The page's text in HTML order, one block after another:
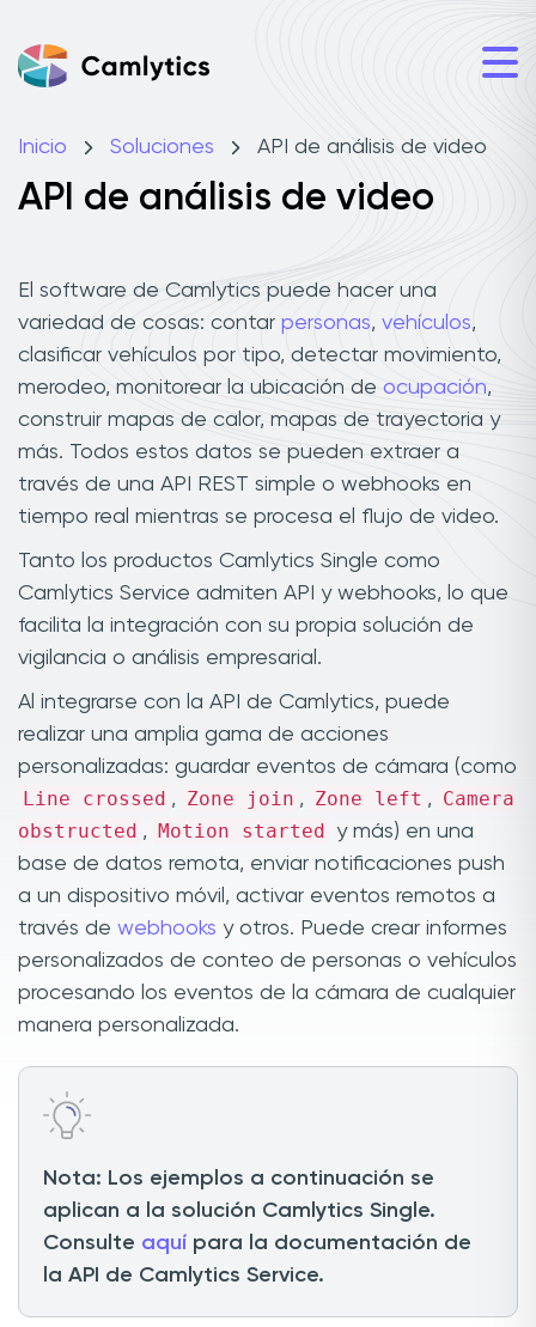
Inicio Soluciones API de análisis de video
API de análisis de video
El software de Camlytics puede hacer una
variedad de cosas: contar personas, vehículos,
clasificar vehículos por tipo, detectar movimiento,
merodeo, monitorear la ubicación de ocupación,
construir mapas de calor, mapas de trayectoria y
más. Todos estos datos se pueden extraer a
través de una API REST simple o webhooks en
tiempo real mientras se procesa el flujo de video.
Tanto los productos Camlytics Single como
Camlytics Service admiten API y webhooks, lo que
facilita la integración con su propia solución de
vigilancia o análisis empresarial.
Al integrarse con la API de Camlytics, puede
realizar una amplia gama de acciones
personalizadas: guardar eventos de cámara (como
Line crossed , Zone join , Zone left ,
Camera
obstructed , Motion started
y más) en una
base de datos remota, enviar notificaciones push
a un dispositivo móvil, activar eventos remotos a
través de webhooks y otros. Puede crear informes
personalizados de conteo de personas o vehículos
procesando los eventos de la cámara de cualquier
manera personalizada.
Nota: Los ejemplos a continuación se
aplican a la solución Camlytics Single.
Consulte aquí para la documentación de
la API de Camlytics Service.